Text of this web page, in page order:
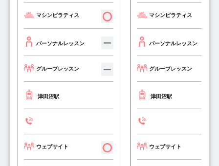
マシンピラティス
パーソナルレッスン
グループレッスン
津田沼駅
ウェブサイト
マシンピラティス
パーソナルレッスン
グループレッスン
津田沼駅
ウェブサイト